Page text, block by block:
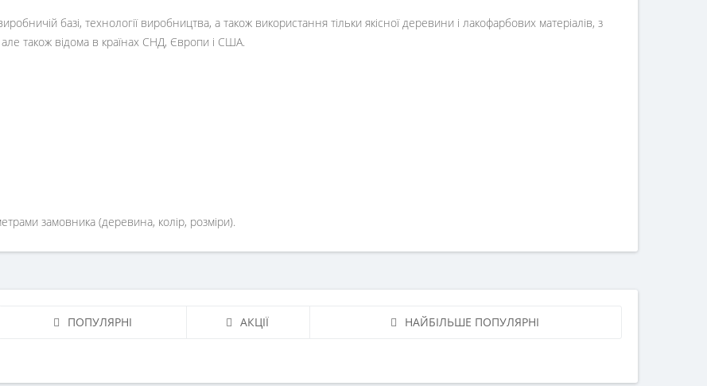
базі, технології виробництва, а також використання тільки якісної деревини і лакофарбових матеріалів, з
але також відома в країнах СНД, Європи і США.
замовника (деревина, колір, розміри).
ПОПУЛЯРНІ АКЦІЇ НАЙБІЛЬШЕ ПОПУЛЯРНІ